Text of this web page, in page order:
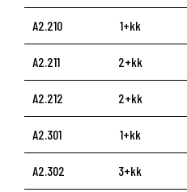
A2.210 1+kk
A2.211 2+kk
A2.212 2+kk
A2.301 1+kk
A2.302 3+kk